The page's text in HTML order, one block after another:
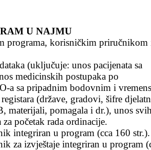
U NAJMU
programa, korisničkim priručnikom
(uključuje: unos pacijenata sa
medicinskih postupaka po
a sa pripadnim bodovnim i
(države, gradovi, šifre
materijali, pomagala i dr.), unos
početak rada ordinacije.
integriran u program (cca 160 str.).
za izvještaje integriran u program